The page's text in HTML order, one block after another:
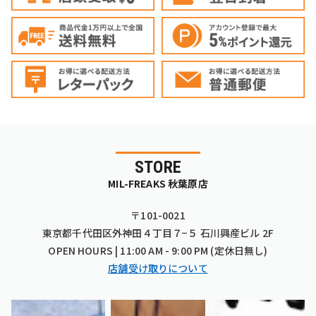
STORE
MIL-FREAKS 秋葉原店
〒101-0021
東京都千代田区外神田４丁目７−５ 石川興産ビル 2F
OPEN HOURS | 11:00 AM - 9:00 PM (定休日無し)
店舗受け取りについて